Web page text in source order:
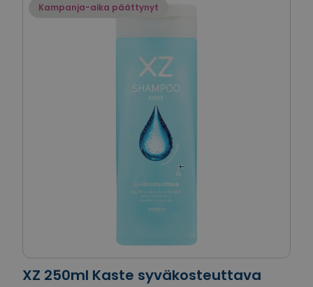
Kampanja-aika päättynyt
XZ 250ml Kaste syväkosteuttava